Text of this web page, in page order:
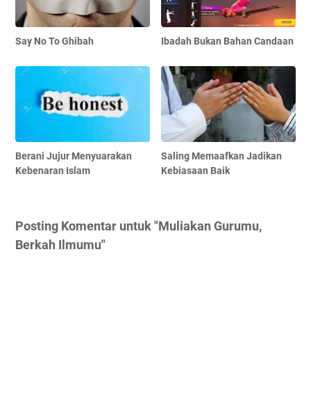
Say No To Ghibah Ibadah Bukan Bahan Candaan
Berani Jujur Menyuarakan
Kebenaran Islam
Saling Memaafkan Jadikan
Kebiasaan Baik
Posting Komentar untuk "Muliakan Gurumu,
Berkah Ilmumu"